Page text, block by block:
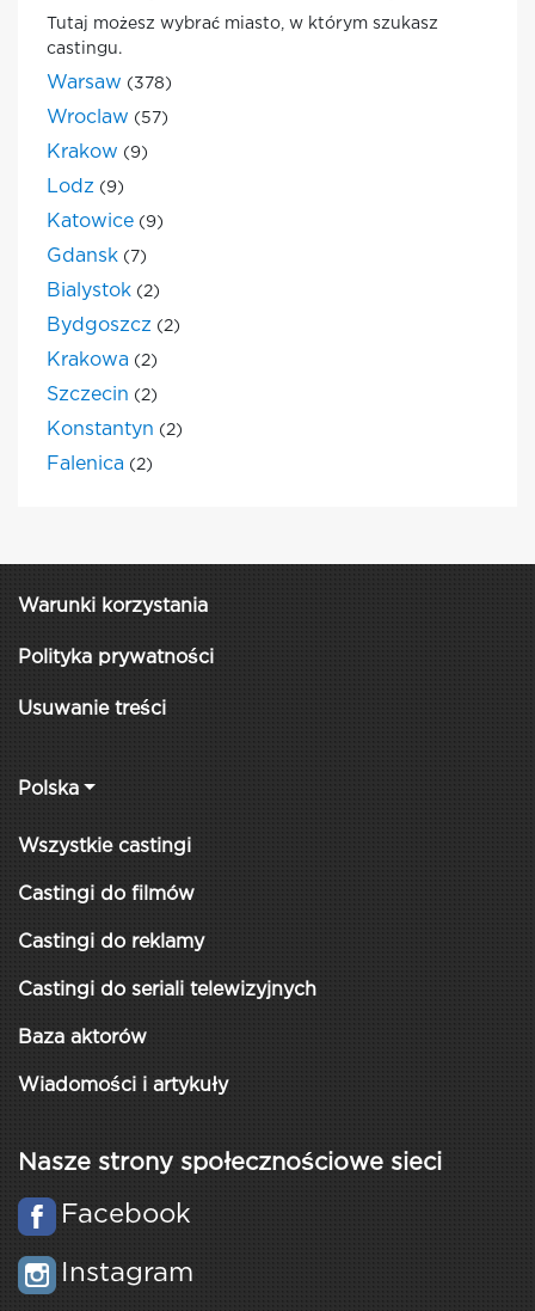
Tutaj możesz wybrać miasto, w którym szukasz
castingu.
Warsaw (378)
Wroclaw (57)
Krakow (9)
Lodz (9)
Katowice (9)
Gdansk (7)
Bialystok (2)
Bydgoszcz (2)
Krakowa (2)
Szczecin (2)
Konstantyn (2)
Falenica (2)
Warunki korzystania
Polityka prywatności
Usuwanie treści
Polska
Wszystkie castingi
Castingi do filmów
Castingi do reklamy
Castingi do seriali telewizyjnych
Baza aktorów
Wiadomości i artykuły
Nasze strony społecznościowe sieci
Facebook
Instagram